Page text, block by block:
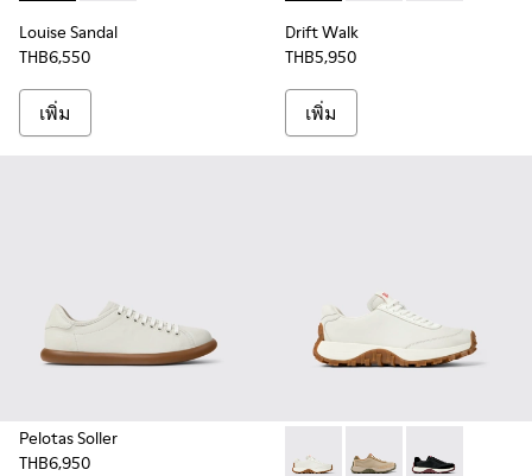
Louise Sandal
THB6,550
เพิ่ม
Drift Walk
THB5,950
เพิ่ม
Pelotas Soller
THB6,950
Drift Trail - K201586-001 -
Drift Trail - K201586-
Drift Trail -